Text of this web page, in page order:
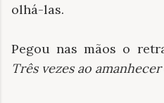
olhá-las.
Pegou nas mãos o
Três vezes ao amanhecer